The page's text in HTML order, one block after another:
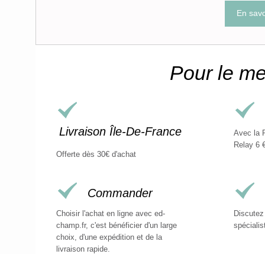
En
Pour le
Livraison Île-De-France
Offerte dès 30€ d'achat
Avec la
Relay 6
Commander
Choisir l'achat en ligne avec ed-
champ.fr, c'est bénéficier d'un large
choix, d'une expédition et de la
livraison rapide.